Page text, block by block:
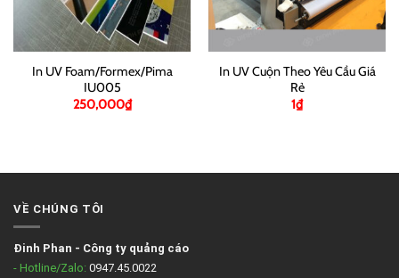
In UV Foam/Formex/Pima
IU005
250,000₫
In UV Cuộn Theo Yêu Cầu Giá
Rẻ
1₫
VỀ CHÚNG TÔI
Đinh Phan - Công ty quảng cáo
- Hotline/Zalo: 0947.45.0022